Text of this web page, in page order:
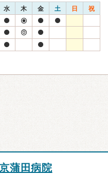
水 木 金 土 日 祝
蒲田病院